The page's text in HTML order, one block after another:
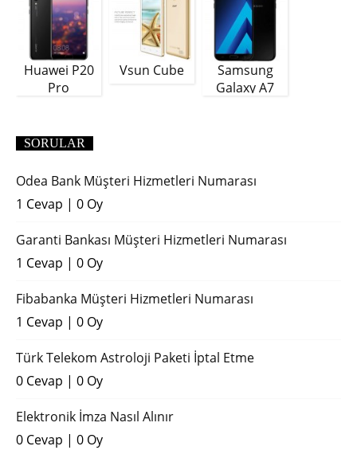
Huawei P20
Pro
Vsun Cube
Samsung
Galaxy A7
SORULAR
Odea Bank Müşteri Hizmetleri Numarası
1 Cevap | 0 Oy
Garanti Bankası Müşteri Hizmetleri Numarası
1 Cevap | 0 Oy
Fibabanka Müşteri Hizmetleri Numarası
1 Cevap | 0 Oy
Türk Telekom Astroloji Paketi İptal Etme
0 Cevap | 0 Oy
Elektronik İmza Nasıl Alınır
0 Cevap | 0 Oy